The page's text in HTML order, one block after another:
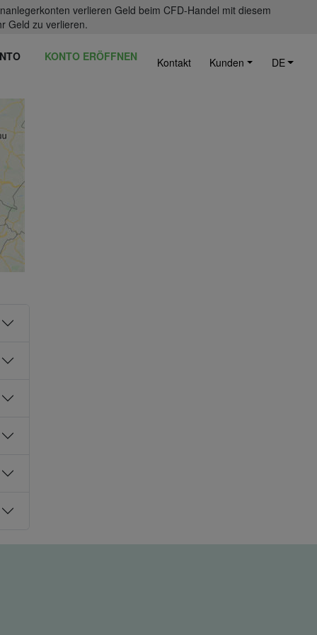
verlieren Geld beim CFD-Handel mit diesem
Geld zu verlieren.
KONTO ERÖFFNEN Kontakt Kunden DE